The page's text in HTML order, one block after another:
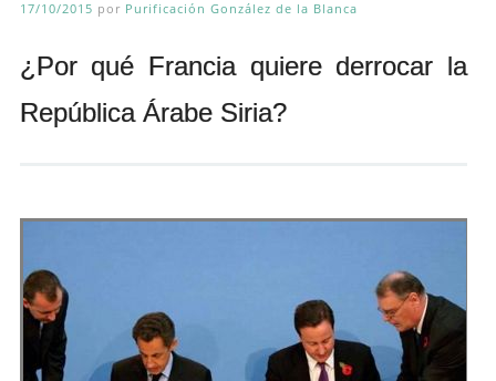
17/10/2015 por Purificación González de la Blanca
¿Por qué Francia quiere derrocar la
República Árabe Siria?